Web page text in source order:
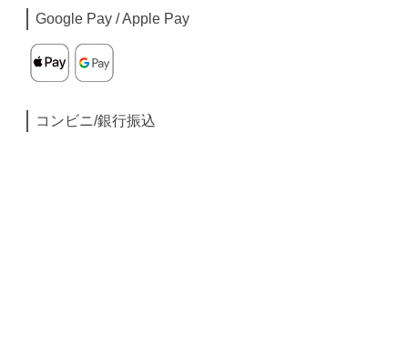
Google Pay / Apple Pay
コンビニ/銀行振込